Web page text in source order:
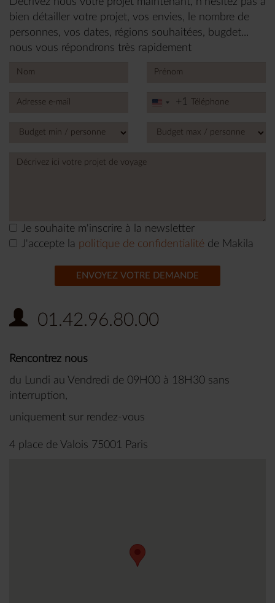
bien détailler votre projet, vos envies, le nombre de
personnes, vos dates, régions souhaitées, bugdet...
nous vous répondrons très rapidement
United
+1
+1
Je souhaite m'inscrire à la newsletter
J'accepte la politique de confidentialité de Makila
ENVOYEZ VOTRE DEMANDE
01.42.96.80.00
Rencontrez nous
du Lundi au Vendredi de 09H00 à 18H30 sans
interruption,
uniquement sur rendez-vous
4 place de Valois 75001 Paris